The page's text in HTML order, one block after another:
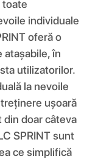
toate
individuale
oferă o
în
utilizatorilor.
la nevoile
ușoară
din doar câteva
SPRINT sunt
ce simplifică